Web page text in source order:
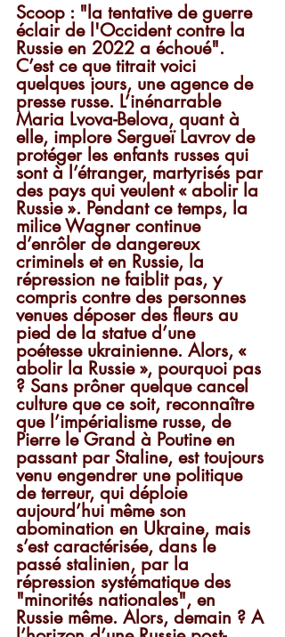
Scoop : "la tentative de guerre
éclair de l'Occident contre la
Russie en 2022 a échoué".
C’est ce que titrait voici
quelques jours, une agence de
presse russe. L’inénarrable
Maria Lvova-Belova, quant à
elle, implore Sergueï Lavrov de
protéger les enfants russes qui
sont à l’étranger, martyrisés par
des pays qui veulent « abolir la
Russie ». Pendant ce temps, la
milice Wagner continue
d’enrôler de dangereux
criminels et en Russie, la
répression ne faiblit pas, y
compris contre des personnes
venues déposer des fleurs au
pied de la statue d’une
poétesse ukrainienne. Alors, «
abolir la Russie », pourquoi pas
? Sans prôner quelque cancel
culture que ce soit, reconnaître
que l’impérialisme russe, de
Pierre le Grand à Poutine en
passant par Staline, est toujours
venu engendrer une politique
de terreur, qui déploie
aujourd’hui même son
abomination en Ukraine, mais
s’est caractérisée, dans le
passé stalinien, par la
répression systématique des
"minorités nationales", en
Russie même. Alors, demain ? A